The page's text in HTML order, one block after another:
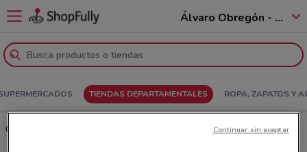
Álvaro Obregón - 01520
TIENDAS DEPARTAMENTALES ROPA, ZAPATOS Y
Catalogo y Ofertas Woolworth: Consultar el FolletoContinuar sin aceptar